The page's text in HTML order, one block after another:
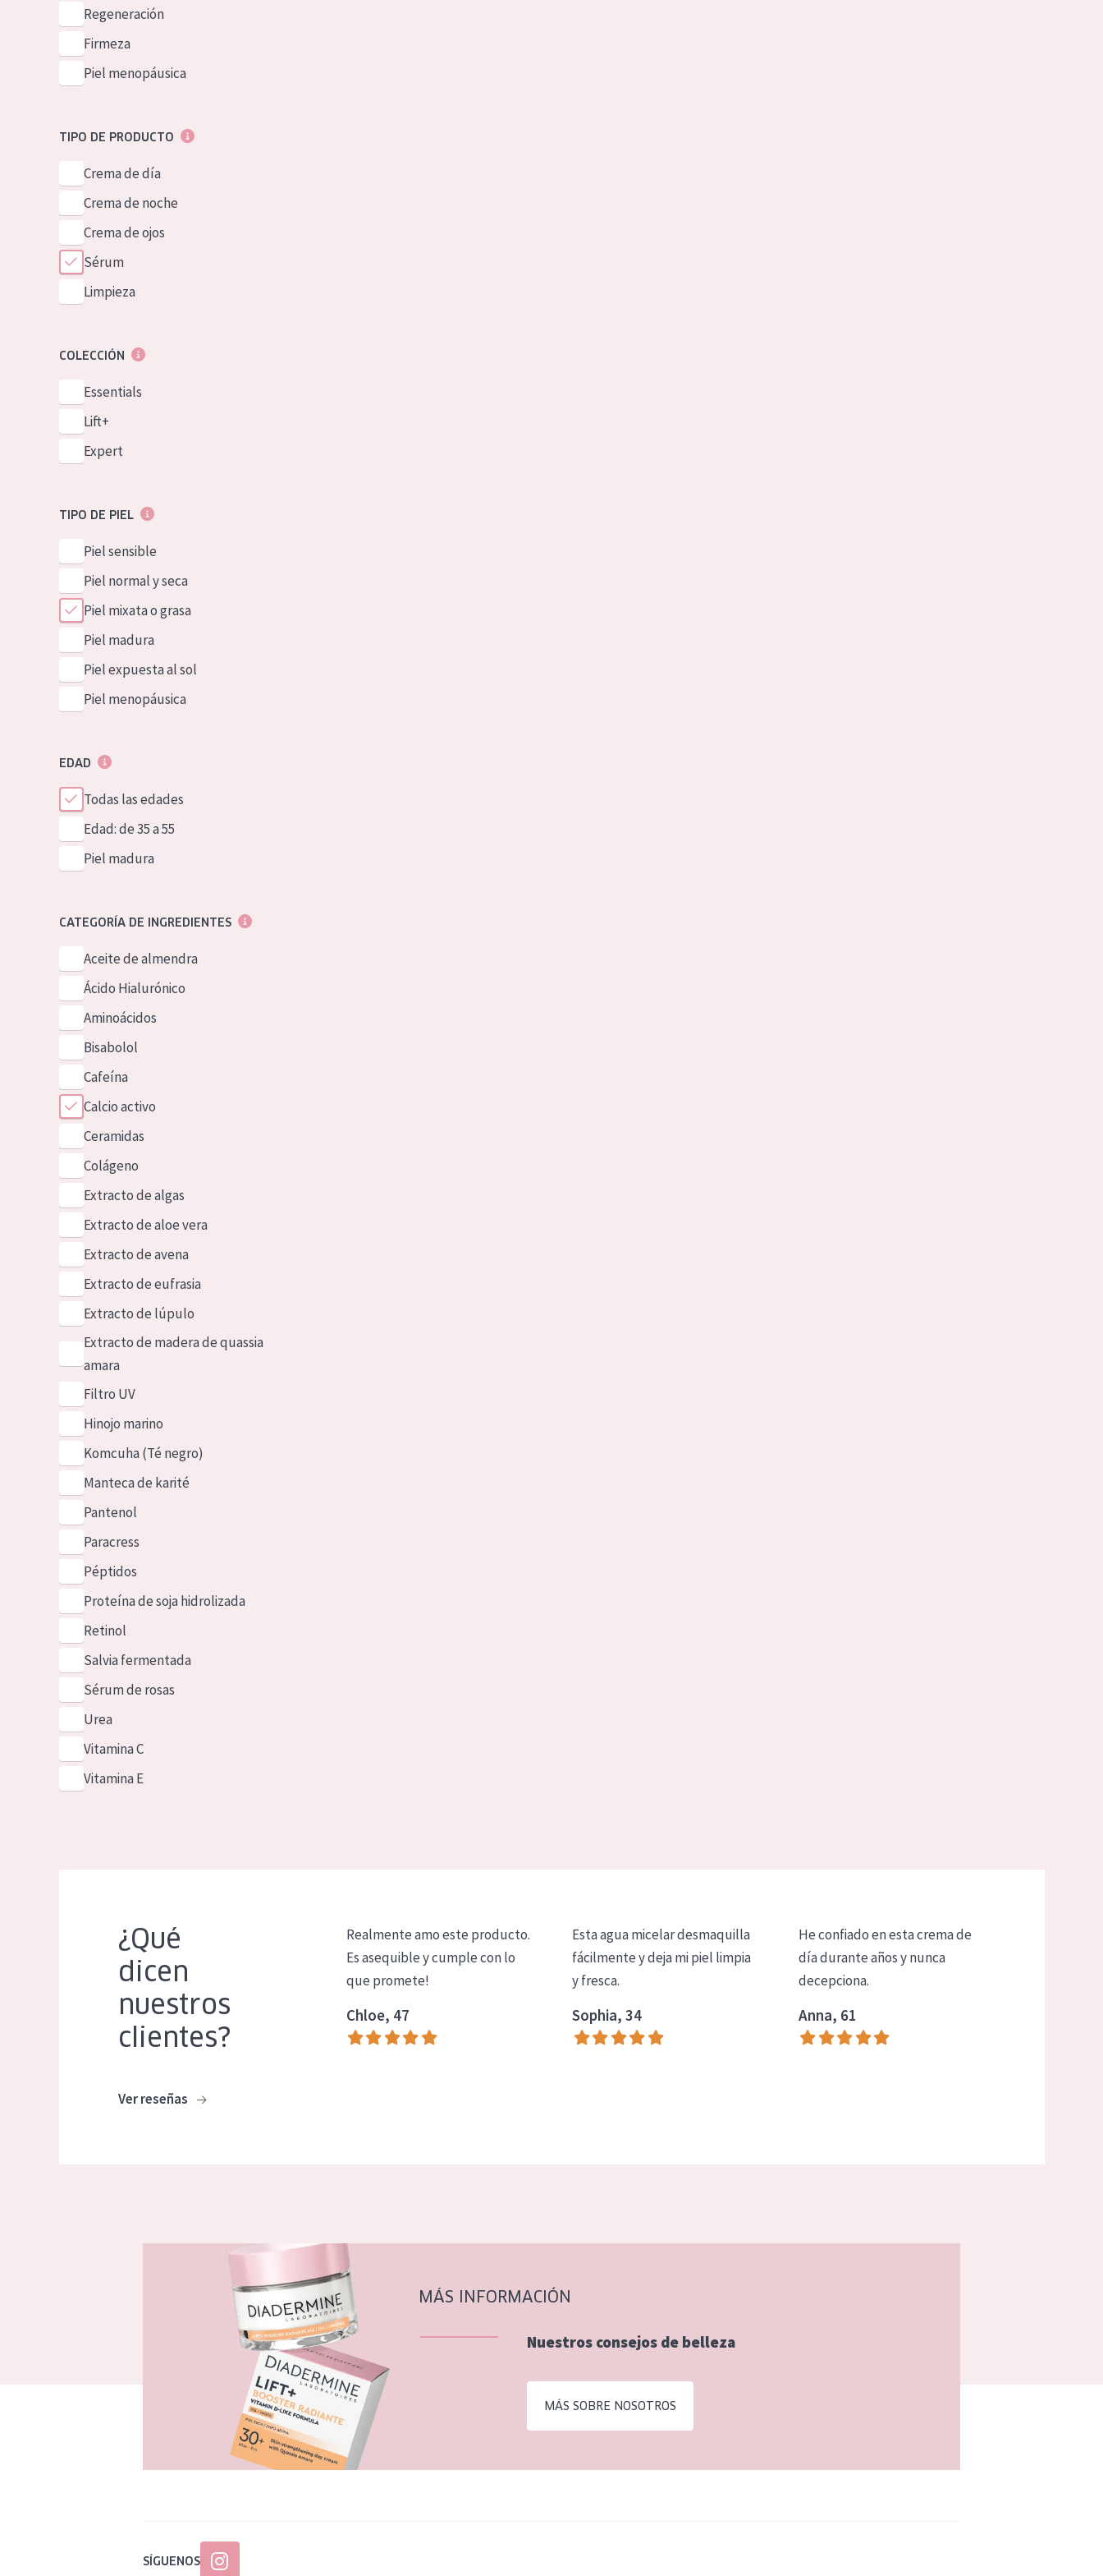
German
Spanish
Greek
Regeneración
Firmeza
Piel menopáusica
TIPO DE PRODUCTO
Crema de día
Crema de noche
Crema de ojos
Sérum
Limpieza
COLECCIÓN
Essentials
Lift+
Expert
TIPO DE PIEL
Piel sensible
Piel normal y seca
Piel mixata o grasa
Piel madura
Piel expuesta al sol
Piel menopáusica
EDAD
Todas las edades
Edad: de 35 a 55
Piel madura
CATEGORÍA DE INGREDIENTES
Aceite de almendra
Ácido Hialurónico
Aminoácidos
Bisabolol
Cafeína
Calcio activo
Ceramidas
Colágeno
Extracto de algas
Extracto de aloe vera
Extracto de avena
Extracto de eufrasia
Extracto de lúpulo
Extracto de madera de quassia
amara
Filtro UV
Hinojo marino
Komcuha (Té negro)
Manteca de karité
Pantenol
Paracress
Péptidos
Proteína de soja hidrolizada
Retinol
Salvia fermentada
Sérum de rosas
Urea
Vitamina C
Vitamina E
¿Qué
dicen
nuestros
clientes?
Ver reseñas
Realmente amo este producto.
Es asequible y cumple con lo
que promete!
Chloe, 47
Esta agua micelar desmaquilla
fácilmente y deja mi piel limpia
y fresca.
Sophia, 34
He confiado en esta crema de
día durante años y nunca
decepciona.
Anna, 61
MÁS INFORMACIÓN
Nuestros consejos de belleza
MÁS SOBRE NOSOTROS
SÍGUENOS